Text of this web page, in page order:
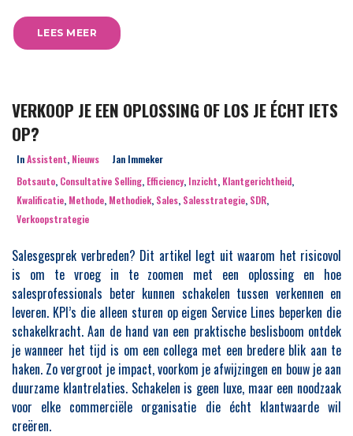
LEES MEER
VERKOOP JE EEN OPLOSSING OF LOS JE ÉCHT IETS
OP?
InAssistent, Nieuws
Jan Immeker
Botsauto, Consultative Selling, Efficiency, Inzicht, Klantgerichtheid,
Kwalificatie, Methode, Methodiek, Sales, Salesstrategie, SDR,
Verkoopstrategie
Salesgesprek verbreden? Dit artikel legt uit waarom het risicovol
is om te vroeg in te zoomen met een oplossing en hoe
salesprofessionals beter kunnen schakelen tussen verkennen en
leveren. KPI’s die alleen sturen op eigen Service Lines beperken die
schakelkracht. Aan de hand van een praktische beslisboom ontdek
je wanneer het tijd is om een collega met een bredere blik aan te
haken. Zo vergroot je impact, voorkom je afwijzingen en bouw je aan
duurzame klantrelaties. Schakelen is geen luxe, maar een noodzaak
voor elke commerciële organisatie die écht klantwaarde wil
creëren.